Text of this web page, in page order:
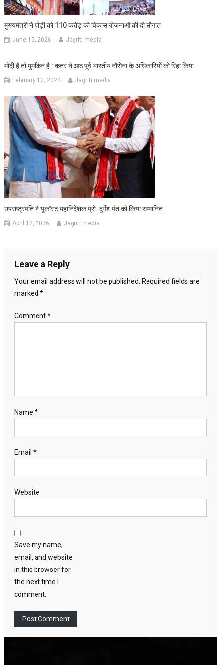
मुख्यमंत्री ने पौड़ी को 110 करोड़ की विकास योजनाओं की दी सौगात
June 15, 2026 Jagriti media
मोदी है तो मुमकिन है : कतर ने आठ पूर्व भारतीय नौसेना के अधिकारियों को रिहा किया
February 12, 2024 Jagriti media
उपराष्ट्रपति ने यूकॉस्ट महानिदेशक प्रो. दुर्गेश पंत को किया सम्मानित
April 12, 2026 Jagriti media
Leave a Reply
Your email address will not be published.
Required fields are
marked *
Comment*
Name *
Email *
Website
Save my name,
email, and website
in this browser for
the next time I
comment.